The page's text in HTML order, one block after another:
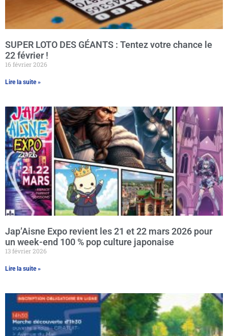
SUPER LOTO DES GÉANTS : Tentez votre chance le
22 février !
16 février 2026
Lire la suite »
Jap’Aisne Expo revient les 21 et 22 mars 2026 pour
un week-end 100 % pop culture japonaise
13 février 2026
Lire la suite »